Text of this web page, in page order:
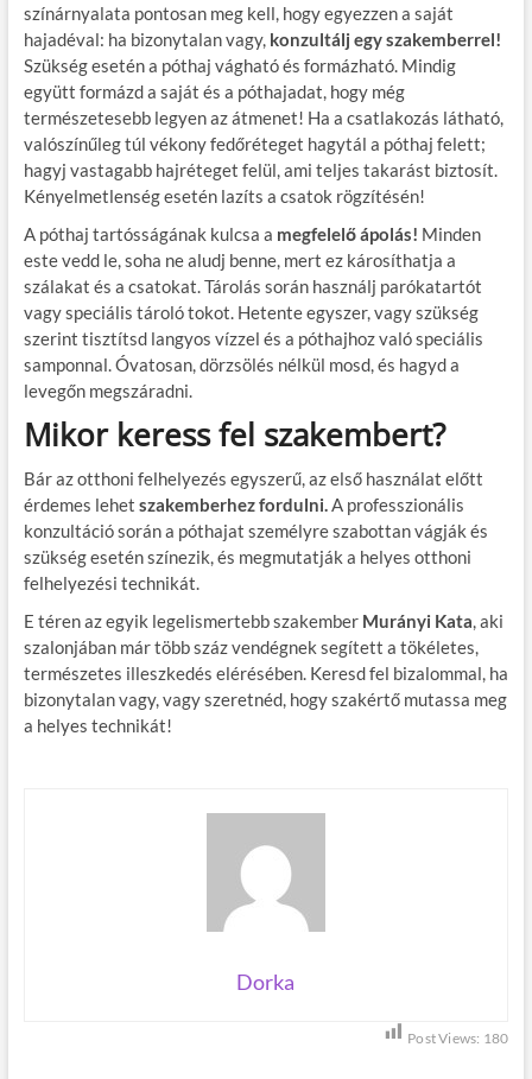
színárnyalata pontosan meg kell, hogy egyezzen a saját
hajadéval: ha bizonytalan vagy,konzultálj egy szakemberrel!
Szükség esetén a póthaj vágható és formázható. Mindig
együtt formázd a saját és a póthajadat, hogy még
természetesebb legyen az átmenet! Ha a csatlakozás látható,
valószínűleg túl vékony fedőréteget hagytál a póthaj felett;
hagyj vastagabb hajréteget felül, ami teljes takarást biztosít.
Kényelmetlenség esetén lazíts a csatok rögzítésén!
A póthaj tartósságának kulcsa a megfelelő ápolás! Minden
este vedd le, soha ne aludj benne, mert ez károsíthatja a
szálakat és a csatokat. Tárolás során használj parókatartót
vagy speciális tároló tokot. Hetente egyszer, vagy szükség
szerint tisztítsd langyos vízzel és a póthajhoz való speciális
samponnal. Óvatosan, dörzsölés nélkül mosd, és hagyd a
levegőn megszáradni.
Mikor keress fel szakembert?
Bár az otthoni felhelyezés egyszerű, az első használat előtt
érdemes lehet szakemberhez fordulni.A professzionális
konzultáció során a póthajat személyre szabottan vágják és
szükség esetén színezik, és megmutatják a helyes otthoni
felhelyezési technikát.
E téren az egyik legelismertebb szakember Murányi Kata, aki
szalonjában már több száz vendégnek segített a tökéletes,
természetes illeszkedés elérésében. Keresd fel bizalommal, ha
bizonytalan vagy, vagy szeretnéd, hogy szakértő mutassa meg
a helyes technikát!
Dorka
Post Views: 180